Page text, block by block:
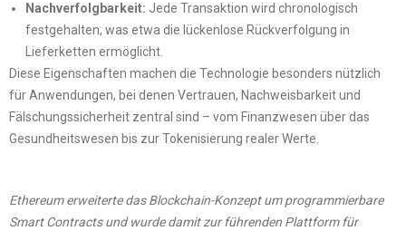
Nachverfolgbarkeit: Jede Transaktion wird chronologisch
festgehalten, was etwa die lückenlose Rückverfolgung in
Lieferketten ermöglicht.
Diese Eigenschaften machen die Technologie besonders nützlich
für Anwendungen, bei denen Vertrauen, Nachweisbarkeit und
Fälschungssicherheit zentral sind – vom Finanzwesen über das
Gesundheitswesen bis zur Tokenisierung realer Werte.
Ethereum erweiterte das Blockchain-Konzept um programmierbare
Smart Contracts und wurde damit zur führenden Plattform für